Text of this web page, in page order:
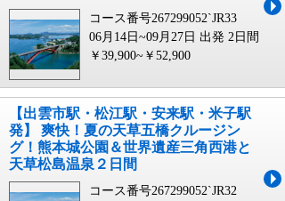
コース番号267299052`JR33
06月14日~09月27日 出発 2日間
￥39,900~￥52,900
【出雲市駅・松江駅・安来駅・米子駅
発】 爽快！夏の天草五橋クルージン
グ！熊本城公園＆世界遺産三角西港と
天草松島温泉２日間
コース番号267299052`JR32